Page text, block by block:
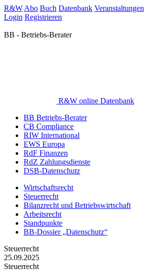
R&W Abo Buch Datenbank Veranstaltungen
Login Registrieren
BB - Betriebs-Berater
R&W online Datenbank
BB Betriebs-Berater
CB Compliance
RIW International
EWS Europa
RdF Finanzen
RdZ Zahlungsdienste
DSB-Datenschutz
Wirtschaftsrecht
Steuerrecht
Bilanzrecht und Betriebswirtschaft
Arbeitsrecht
Standpunkte
BB-Dossier „Datenschutz“
Steuerrecht
25.09.2025
Steuerrecht